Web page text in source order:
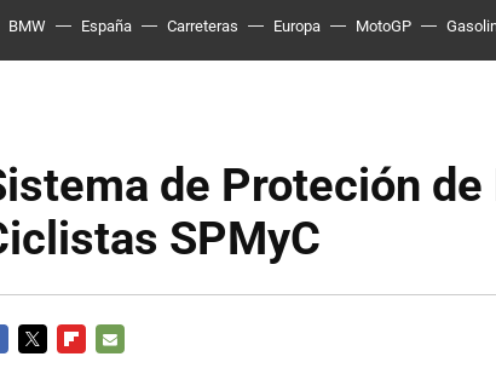
BMW España Carreteras Europa MotoGP
de Proteción
SPMyC